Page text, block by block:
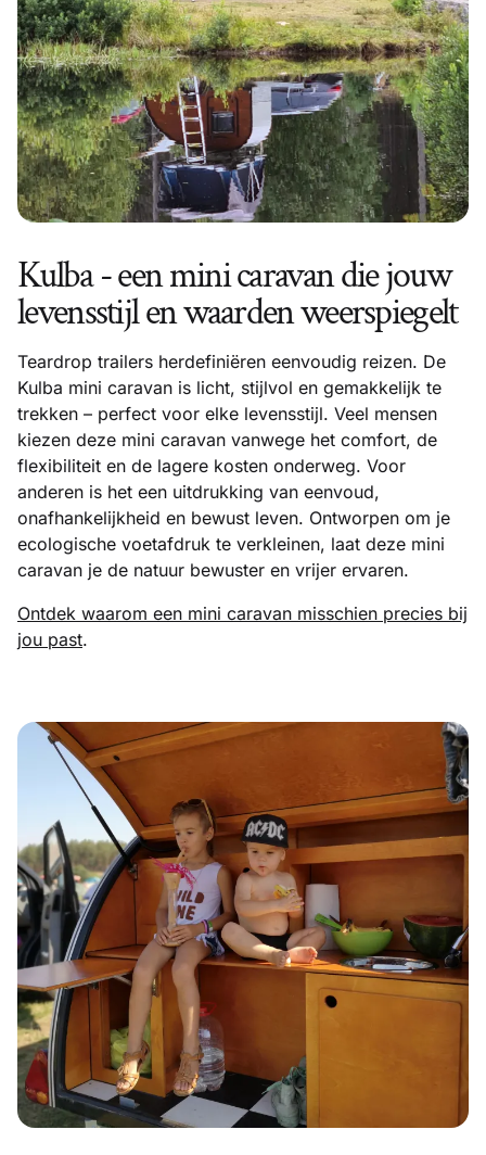
Kulba - een mini caravan die jouw
levensstijl en waarden weerspiegelt
Teardrop trailers herdefiniëren eenvoudig reizen. De
Kulba mini caravan is licht, stijlvol en gemakkelijk te
trekken – perfect voor elke levensstijl. Veel mensen
kiezen deze mini caravan vanwege het comfort, de
flexibiliteit en de lagere kosten onderweg. Voor
anderen is het een uitdrukking van eenvoud,
onafhankelijkheid en bewust leven. Ontworpen om je
ecologische voetafdruk te verkleinen, laat deze mini
caravan je de natuur bewuster en vrijer ervaren.
Ontdek waarom een mini caravan misschien precies bij
jou past.